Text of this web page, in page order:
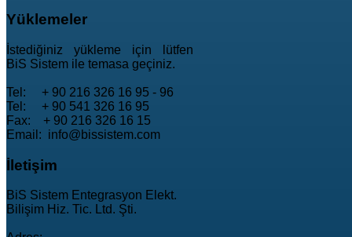
Yüklemeler
İstediğiniz yükleme için lütfen
BiS Sistem ile temasa geçiniz.
Tel: + 90 216 326 16 95 - 96
Tel: + 90 541 326 16 95
Fax: + 90 216 326 16 15
Email: info@bissistem.com
İletişim
BiS Sistem Entegrasyon Elekt.
Bilişim Hiz. Tic. Ltd. Şti.